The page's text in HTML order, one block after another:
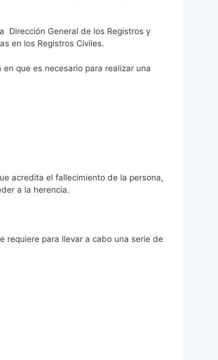
Dirección General de los Registros y
en los Registros Civiles.
que es necesario para realizar una
acredita el fallecimiento de la persona,
a la herencia.
requiere para llevar a cabo una serie de